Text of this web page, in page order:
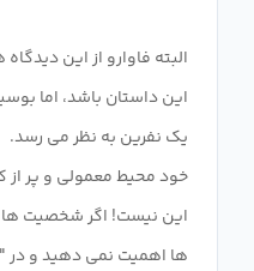
البته فاوارو از این
این داستان باشد، اما
خود محیط معمولی و پر
این نیست! اگر شخصیت ها